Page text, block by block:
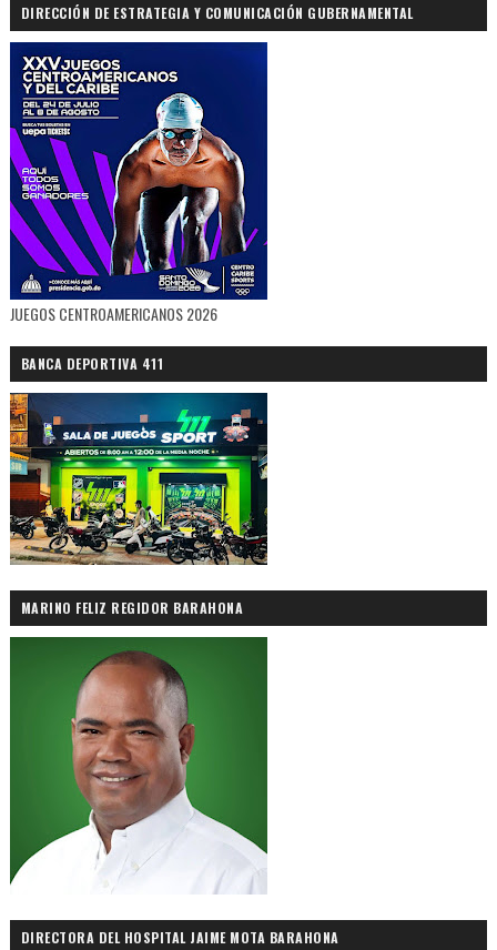
DIRECCIÓN DE ESTRATEGIA Y COMUNICACIÓN GUBERNAMENTAL
JUEGOS CENTROAMERICANOS 2026
BANCA DEPORTIVA 411
MARINO FELIZ REGIDOR BARAHONA
DIRECTORA DEL HOSPITAL JAIME MOTA BARAHONA